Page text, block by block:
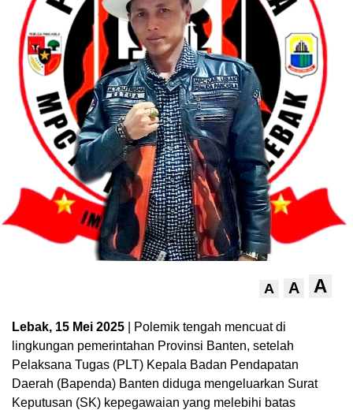
A A A
Lebak, 15 Mei 2025 | Polemik tengah mencuat di
lingkungan pemerintahan Provinsi Banten, setelah
Pelaksana Tugas (PLT) Kepala Badan Pendapatan
Daerah (Bapenda) Banten diduga mengeluarkan Surat
Keputusan (SK) kepegawaian yang melebihi batas